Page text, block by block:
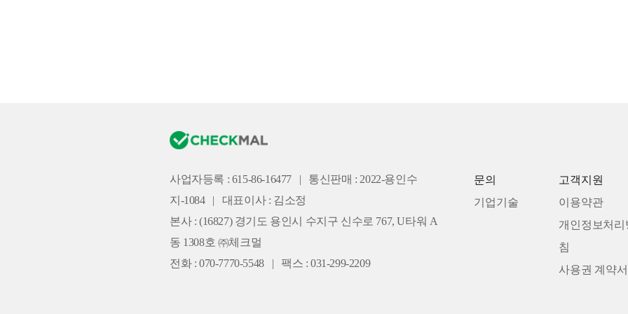
사업자등록 : 615-86-16477
통신판매 : 2022-용인수
지-1084
대표이사 : 김소정
본사 : (16827) 경기도 용인시 수지구 신수로 767, U타워 A
동 1308호 ㈜체크멀
전화 : 070-7770-5548
팩스 : 031-299-2209
문의
기업기술
고객지원
이용약관
개인정보처리
침
사용권 계약서